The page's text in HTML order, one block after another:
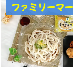
ファミリーマ